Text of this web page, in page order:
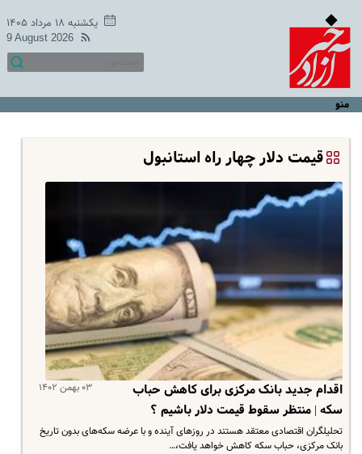
یکشنبه ۱۸ مرداد ۱۴۰۵
9 August 2026
منو
قیمت دلار چهار راه استانبول
۰۳ بهمن ۱۴۰۲
اقدام جدید بانک مرکزی برای کاهش حباب
سکه | منتظر سقوط قیمت دلار باشیم ؟
تحلیلگران اقتصادی معتقد هستند در روزهای آینده و با عرضه سکه‌های بدون تاریخ
بانک مرکزی، حباب سکه کاهش خواهد یافت،…